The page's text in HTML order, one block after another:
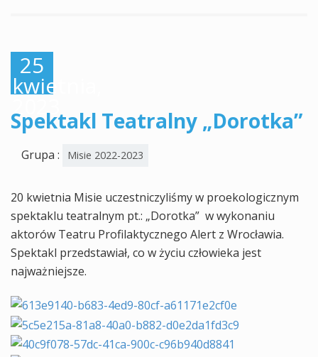
25
kwietnia,
2023
Spektakl Teatralny „Dorotka”
Grupa : Misie 2022-2023
20 kwietnia Misie uczestniczyliśmy w proekologicznym
spektaklu teatralnym pt.: „Dorotka” w wykonaniu
aktorów Teatru Profilaktycznego Alert z Wrocławia.
Spektakl przedstawiał, co w życiu człowieka jest
najważniejsze.